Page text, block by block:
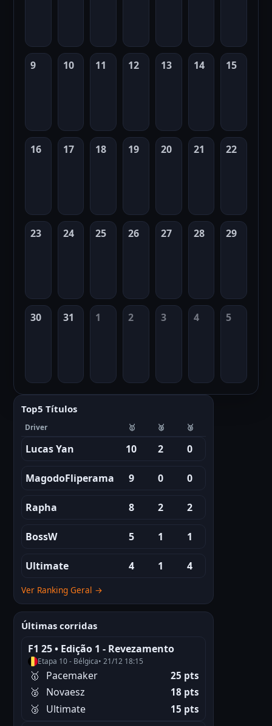
Top5 Títulos
Driver 🥇 🥈 🥉
Lucas Yan 10 2 0
MagodoFliperama 9 0 0
Rapha 8 2 2
BossW 5 1 1
Ultimate 4 1 4
Ver Ranking Geral →
Últimas corridas
F1 25 • Edição 1 - Revezamento
Etapa 10 - Bélgica• 21/12 18:15
🥇 Pacemaker 25 pts
🥈 Novaesz 18 pts
🥉 Ultimate 15 pts
9 10 11 12 13 14 15
16 17 18 19 20 21 22
23 24 25 26 27 28 29
30 31 1 2 3 4 5